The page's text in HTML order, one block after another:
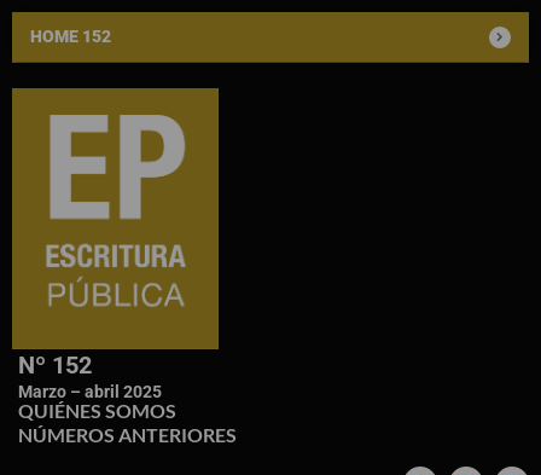
HOME 152
Nº 152
Marzo – abril 2025
QUIÉNES SOMOS
NÚMEROS ANTERIORES